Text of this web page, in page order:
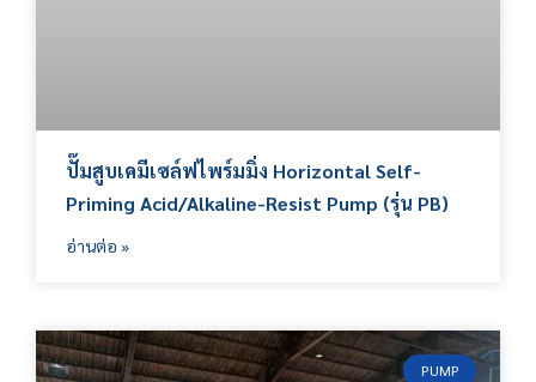
ปั๊มสูบเคมีเซล์ฟไพร์มมิ่ง Horizontal Self-
Priming Acid/Alkaline-Resist Pump (รุ่น PB)
อ่านต่อ »
PUMP